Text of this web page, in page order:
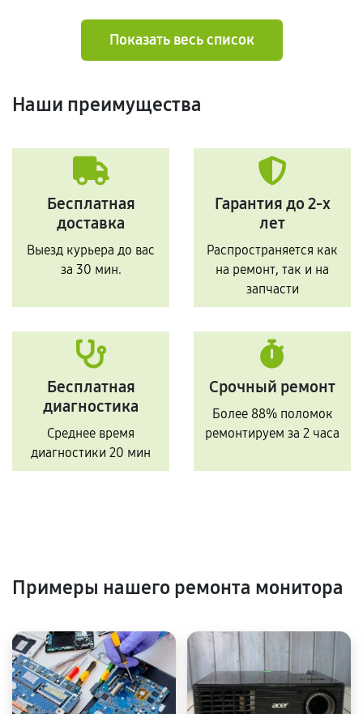
Показать весь список
Наши преимущества
Бесплатная
доставка
Выезд курьера до вас
за 30 мин.
Гарантия до 2-х
лет
Распространяется как
на ремонт, так и на
запчасти
Бесплатная
диагностика
Среднее время
диагностики 20 мин
Срочный ремонт
Более 88% поломок
ремонтируем за 2 часа
Примеры нашего ремонта монитора